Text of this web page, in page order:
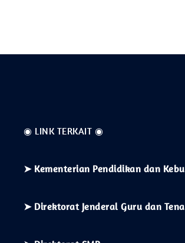
◉ LINK TERKAIT ◉
➤ Kementerian Pendidikan dan
➤ Direktorat Jenderal Guru dan